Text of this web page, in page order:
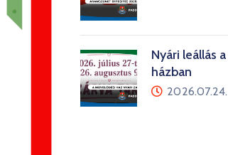
Nyári leállás
házban
2026.07.24.